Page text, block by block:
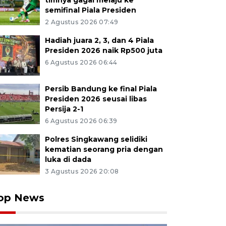
semifinal Piala Presiden
2 Agustus 2026 07:49
Hadiah juara 2, 3, dan 4 Piala
Presiden 2026 naik Rp500 juta
6 Agustus 2026 06:44
Persib Bandung ke final Piala
Presiden 2026 seusai libas
Persija 2-1
6 Agustus 2026 06:39
Polres Singkawang selidiki
kematian seorang pria dengan
luka di dada
3 Agustus 2026 20:08
News